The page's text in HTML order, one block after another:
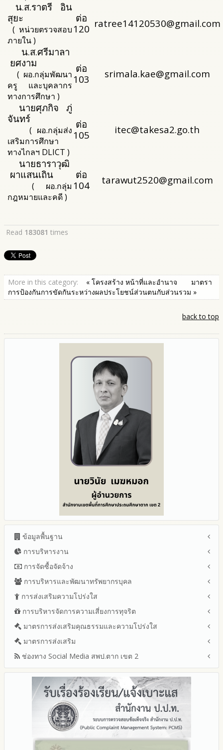
น.ส.ราตรี อิน
สุยะ
( หน่วยตรวจสอบ
ภายใน )
ต่อ
120 ratree14120530@gmail.com
น.ส.ศรีมาลา
ยศงาม
( ผอ.กลุ่มพัฒนา
ครู และบุคลากร
ทางการศึกษา )
ต่อ
103
srimala.kae@gmail.com
นายศุภกิจ ภู่
จันทร์
( ผอ.กลุ่มส่ง
เสริมการศึกษา
ทางไกลฯ DLICT )
ต่อ
105
itec@takesa2.go.th
นายธาราวุฒิ
ผาแสนเถิน
( ผอ.กลุ่ม
กฎหมายและคดี )
ต่อ
104
tarawut2520@gmail.com
Read 183081 times
More in this category: « โครงสร้าง หน้าที่และอำนาจ
มาตรา
การป้องกันการขัดกันระหว่างผลประโยชน์ส่วนตนกับส่วนรวม »
back to top
ข้อมูลพื้นฐาน
โครงสร้าง หน้าที่และอำนาจ
ข้อมูลผู้บริหาร
ข้อมูลการติดต่อและ ช่องทางการสอบถาม
นโยบายคุ้มครองข้อมูลส่วนบุคคล
ข่าวประชาสัมพันธ์
ข่าวสารพัฒนาสำนักงานเกี่ยวข้องกับแนวทางส่งเสริมความ
การบริหารงาน
แผนยุทธศาสตร์หรือแผนพัฒนาสำนักงานเขตพื้นที่การศึกษา
แผนและความก้าวหน้าในการดำเนินงานและการใช้งบประมาณ
ปีงบประมาณ 2569
ปีงบประมาณ 2568
ปีงบประมาณ 2567
ปีงบประมาณ 2566
รายงานผลการดำเนินงานประจำปี
รายงานผลปี 2568
รายงานผลปี 2567
รายงานผลปี 2566
รายงานผลปี 2565
รายงานผลปี 2564
คู่มือหรือแนวทางการปฏิบัติงานของเจ้าหน้าที่
คู่มือหรือแนวทางการขอรับบริการสำหรับผู้รับบริการหรือผู้มา
การจัดซื้อจัดจ้าง
สรุปผลการจัดซื้อจัดจ้างหรือการจัดหาพัสดุรายเดือน ประจำ
ปีงบประมาณ พ.ศ.2569 (แบบ สขร.1)
เขตพื้นที่การศึกษา ประจำปีงบประมาณ พ.ศ. 2568
การบริหารและพัฒนาทรัพยากรบุคล
หลักเกณฑ์และแผนการบริหารและพัฒนาทรัพยากรบุคลล ประจำ
ปีงบประมาณ พ.ศ.2569
รายงานผลการบริหารและพัฒนาทรัพยากรบุคคลประจำ
ปีงบประมาณ
ประมวลจริยธรรมและการขับเคลื่อนจริยธรรม
การส่งเสริมความโปร่งใส
แนวปฏิบัติการจัดการเรื่องร้องเรียนการทุจริตและประพฤติมิชอบ
ช่องทางแจ้งเรื่องร้องเรียนการทุจริตและประพฤติมิชอบ
ข้อมูลสถิติเรื่องร้องเรียนการทุจริตและประพฤติมิชอบ ประจำ
ปีงบประมาณ
การเปิดโอกาสให้มีส่วนร่วมในการดำเนินงานปีงบประมาณ
การบริหารจัดการความเสี่ยงการทุจริต
การขับเคลื่อนนโยบาย No Gift Policy จากการปฏิบัติหน้าที่และ
การเสริมสร้างรู้เกี่ยวกับหลักเกณฑ์การรับทรัพย์สินหรือประโยชน์อื่น
ใดโดยธรรมจรรยาของเจ้าพนักงานของรัฐ
การประเมินความเสี่ยงการทุจริต ในสำนักงานเขตพื้นที่การศึกษา
ประจำปีงบประมาณ
รายงานผลการดำเนินการตามแผนบริหารจัดการความเสี่ยงการ
ทุจริตของสำนักงานเขตพื้นที่การศึกษา ประจำงบประมาณ
มาตรการส่งเสริมคุณธรรมและความโปร่งใส
แผนปฏิบัติการป้องกันการทุจริตประจำปีงบประมาณ
2569
2568
2567
2566
2565
รายงานผลการดำเนินการป้องกันการทุจริตประจำปี
2568
มาตรการส่งเสริม
มาตรการเผยแพร่ข้อมูลต่อสาธารณะ
มาตรการส่งเสริมความโปร่งใสในการจัดซื้อจัดจ้าง
มาตราการจัดการเรื่องร้องเรียนการทุจริต
มาตรการป้องกันการรับสินบน
มาตรการป้องกันการขัดกันระหว่างผลประโยชน์ส่วนตนกับส่วนรวม
มาตรการตรวจสอบการใช้ดุลพินิจ
มาตราการให้ผู้มีส่วนได้ส่วนเสียมีส่วนร่วม
ช่องทาง Social Media สพป.ตาก เขต 2
Q&A / ชมเชย / เสนอแนะ
Facebook เพจ สพป.ตาก 2
Youtube ช่อง สพป.ตาก เขต 2
Youtube เรื่องเล่าข่าวตาก 2